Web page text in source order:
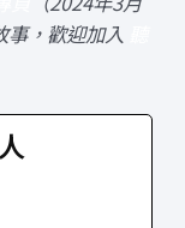
，歡迎加入